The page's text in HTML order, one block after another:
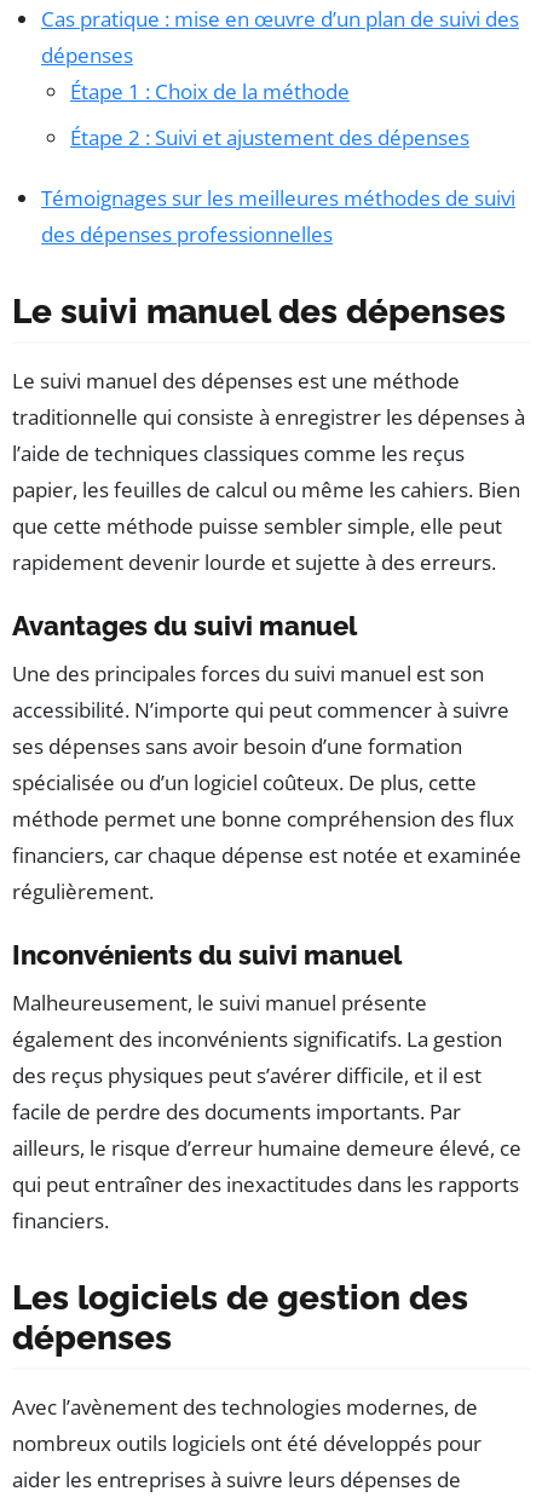
Cas pratique : mise en œuvre d’un plan de suivi des
dépenses
Étape 1 : Choix de la méthode
Étape 2 : Suivi et ajustement des dépenses
Témoignages sur les meilleures méthodes de suivi
des dépenses professionnelles
Le suivi manuel des dépenses
Le suivi manuel des dépenses est une méthode
traditionnelle qui consiste à enregistrer les dépenses à
l’aide de techniques classiques comme les reçus
papier, les feuilles de calcul ou même les cahiers. Bien
que cette méthode puisse sembler simple, elle peut
rapidement devenir lourde et sujette à des erreurs.
Avantages du suivi manuel
Une des principales forces du suivi manuel est son
accessibilité. N’importe qui peut commencer à suivre
ses dépenses sans avoir besoin d’une formation
spécialisée ou d’un logiciel coûteux. De plus, cette
méthode permet une bonne compréhension des flux
financiers, car chaque dépense est notée et examinée
régulièrement.
Inconvénients du suivi manuel
Malheureusement, le suivi manuel présente
également des inconvénients significatifs. La gestion
des reçus physiques peut s’avérer difficile, et il est
facile de perdre des documents importants. Par
ailleurs, le risque d’erreur humaine demeure élevé, ce
qui peut entraîner des inexactitudes dans les rapports
financiers.
Les logiciels de gestion des
dépenses
Avec l’avènement des technologies modernes, de
nombreux outils logiciels ont été développés pour
aider les entreprises à suivre leurs dépenses de